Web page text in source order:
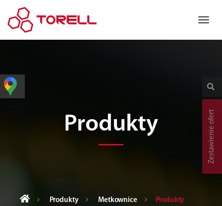
Produkty
Produkty Metkownice Produkty
Zestawienie ofert